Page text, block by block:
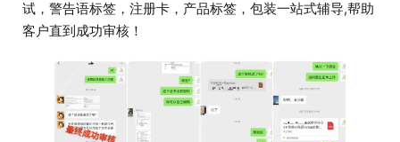
试，警告语标签，注册卡，产品标签，包装一站式辅导,帮助
客户直到成功审核！